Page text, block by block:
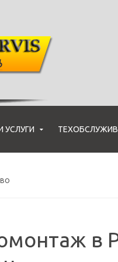
УСЛУГИ
в